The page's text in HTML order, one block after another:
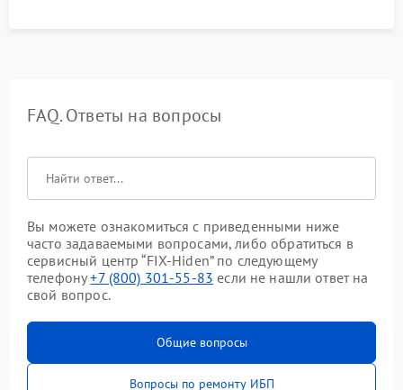
FAQ. Ответы на вопросы
Вы можете ознакомиться с приведенными ниже
часто задаваемыми вопросами, либо обратиться в
сервисный центр “FIX-Hiden” по следующему
телефону+7 (800) 301-55-83 если не нашли ответ на
свой вопрос.
Общие вопросы
Вопросы по ремонту ИБП